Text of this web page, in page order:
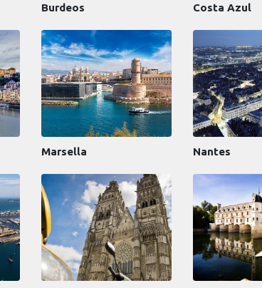
Burdeos Costa Azul
Marsella Nantes